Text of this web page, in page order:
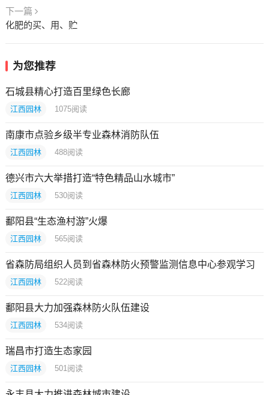
下一篇
化肥的买、用、贮
为您推荐
石城县精心打造百里绿色长廊
江西园林 1075阅读
南康市点验乡级半专业森林消防队伍
江西园林 488阅读
德兴市六大举措打造“特色精品山水城市”
江西园林 530阅读
鄱阳县“生态渔村游”火爆
江西园林 565阅读
省森防局组织人员到省森林防火预警监测信息中心参观学习
江西园林 522阅读
鄱阳县大力加强森林防火队伍建设
江西园林 534阅读
瑞昌市打造生态家园
江西园林 501 阅读